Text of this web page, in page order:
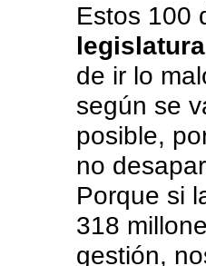
Estos 100
legislatura
de ir lo
según se
posible,
no
Porque si
318
gestión,